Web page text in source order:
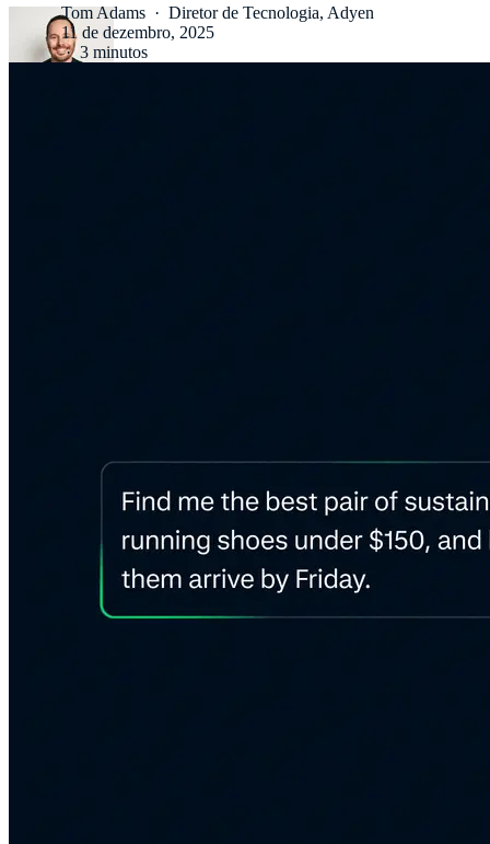
Tom Adams · Diretor de Tecnologia, Adyen
11 de dezembro, 2025
·3 minutos